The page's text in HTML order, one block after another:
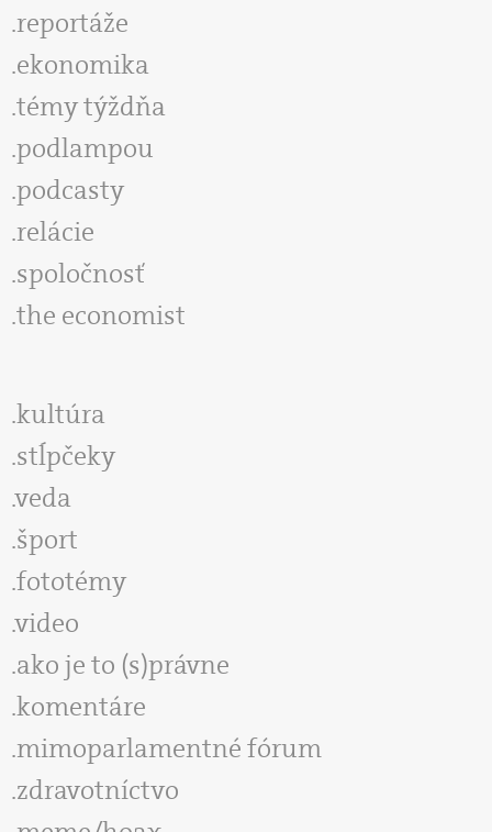
reportáže
ekonomika
témy týždňa
podlampou
podcasty
relácie
spoločnosť
the economist
kultúra
stĺpčeky
veda
šport
fototémy
video
ako je to (s)právne
komentáre
mimoparlamentné fórum
zdravotníctvo